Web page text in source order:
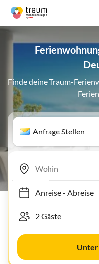
Finde deine Traum-
Anfrage Stellen
Anreise- Abreise